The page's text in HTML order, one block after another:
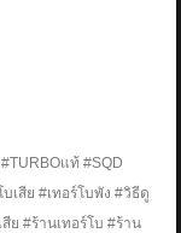
แท้ #SQD
บเสีย #เทอร์โบพัง #วิธีดู
สีย #ร้านเทอร์โบ #ร้าน